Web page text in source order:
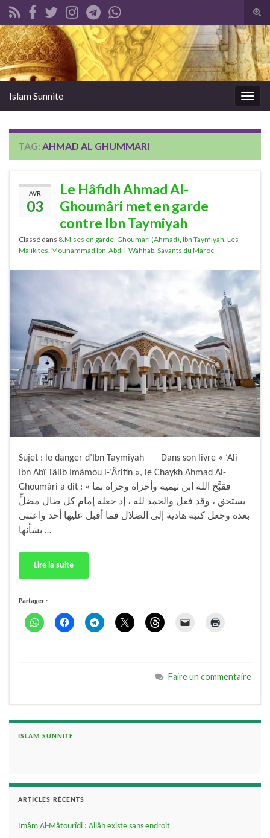
Search for:
Islam Sunnite
TAG: AHMAD AL GHUMMARI
AVR
03
Le Hâfidh Ahmad Al-
Ghoumâri met en garde
contre Ibn Taymiyah
Classé dans 8.Mises en garde Ghoumari (Ahmad) Ibn Taymiyah Les
Malikites Mouhammad Ibn 'Abdi l-Wahhab Savants du Maroc
Sujet : le danger d’Ibn Taymiyah Dans son livre « ‘Ali
Ibn Abî Tâlib Imâmou l-‘Ârifin », le Chaykh Ahmad Al-
Ghoumâri a dit : « فقبَّح الله ابن تيمية وأخزاه وجزاه بما
يستحق ، وقد فعل والحمد لله ، إذ جعله إمام كل ضال مضلٍّ
بعده وجعل كتبه هادية إلى الضلال فما أقبل عليها أحد واعتنى
بشأنها …
Lire la suite
Partager :
Faire un commentaire
ISLAM SUNNITE
ARTICLES RÉCENTS
Imâm Al-Mâtourîdi : Allâh existe sans endroit